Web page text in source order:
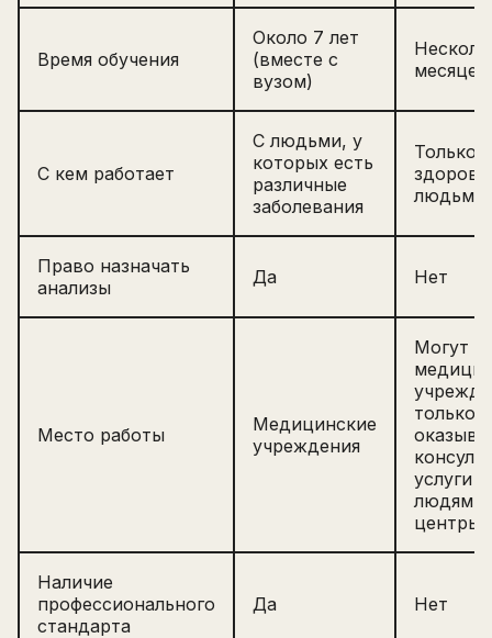
Имя
минимум 10 символов
Время обучения
Около 7 лет
(вместе с
вузом)
месяцев
С кем работает
С людьми, у
которых есть
различные
заболевания
Только
людьми
Право назначать
анализы
Да Нет
Место работы
Медицинские
учреждения
Могут
только
услуги
людям,
центры
Наличие
профессионального
стандарта
Да Нет
ПОЛУЧИТЕ БЕСПЛАТНЫЙ